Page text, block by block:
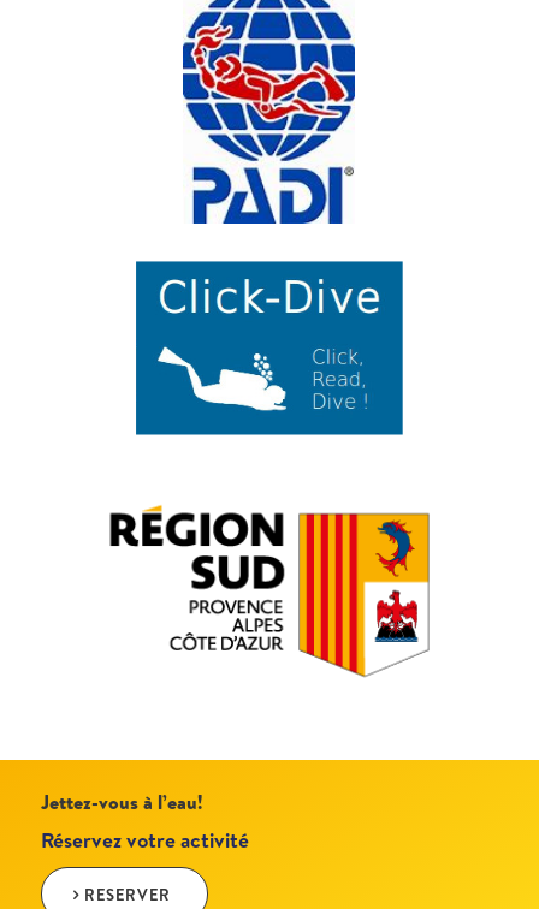
Jettez-vous à l’eau!
Réservez votre activité
RESERVER